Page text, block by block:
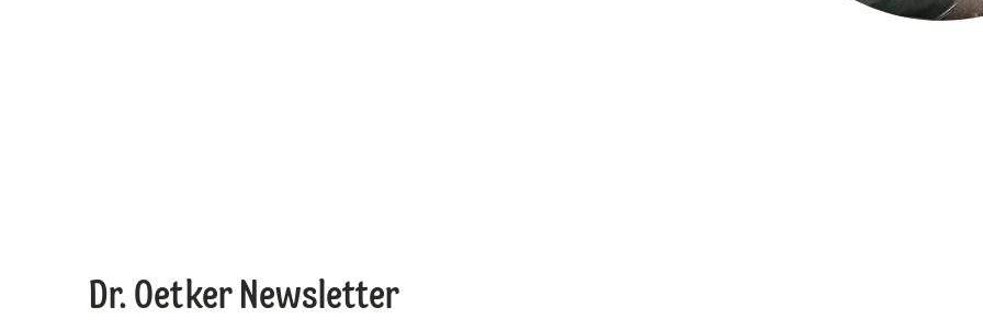
Dr. Oetker Newsletter